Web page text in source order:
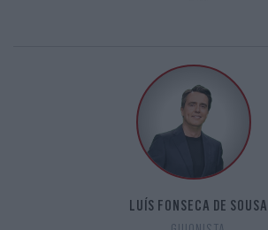
LUÍS FONSECA DE SOUSA